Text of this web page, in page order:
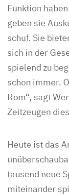
Funktion
geben sie
schuf. Sie
sich in der
spielend zu
schon immer.
Rom“, sagt
Zeitzeugen
Heute ist das
tausend neue
miteinander